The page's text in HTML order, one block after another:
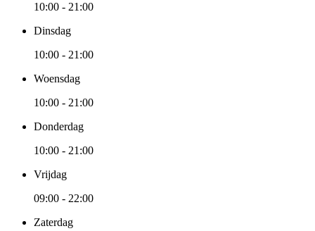
10:00 - 21:00
Dinsdag
10:00 - 21:00
Woensdag
10:00 - 21:00
Donderdag
10:00 - 21:00
Vrijdag
09:00 - 22:00
Zaterdag